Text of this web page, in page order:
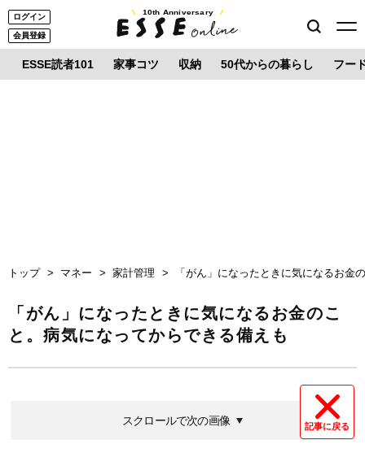
ログイン
会員登録
10th Anniversary
ESSE読者101 家事コツ 収納 50代からの暮らし フー
トップ マネー 家計管理 「がん」になったときに気になるお金
「がん」になったときに気になるお金のこ
と。病気になってからできる備えも
記事に戻る
スクロールで次の画像